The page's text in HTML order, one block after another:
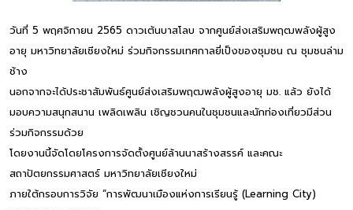
วันที่ 5 พฤศจิกายน 2565 ดาวเต้นบาสโลบ จากศูนย์ส่งเสริมพฤฒพลังผู้สูง
อายุ มหาวิทยาลัยเชียงใหม่ ร่วมกิจกรรมเทศกาลยี่เป็งของชุมชน ณ ชุมชนล่าม
ช้าง
นอกจากจะได้ประชาสัมพันธ์ศูนย์ส่งเสริมพฤฒพลังผู้สูงอายุ มช. แล้ว ยังได้
มอบความสนุกสนาน เพลิดเพลิน เชิญชวนคนในชุมชนและนักท่องเที่ยวมีส่วน
ร่วมกิจกรรมด้วย
โดยงานนี้จัดโดยโครงการจัดตั้งศูนย์ล้านนาสร้างสรรค์ และคณะ
สถาปัตยกรรมศาสตร์ มหาวิทยาลัยเชียงใหม่
ภายใต้กรอบการวิจัย “การพัฒนาเมืองแห่งการเรียนรู้ (Learning City)